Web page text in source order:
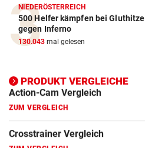
NIEDERÖSTERREICH
500 Helfer kämpfen bei Gluthitze
gegen Inferno
130.043 mal gelesen
PRODUKT VERGLEICHE
ZUM VERGLEICH
E-Bike Vergleich
ZUM VERGLEICH
ZUM VERGLEICH
Ergometer Vergleich
ZUM VERGLEICH